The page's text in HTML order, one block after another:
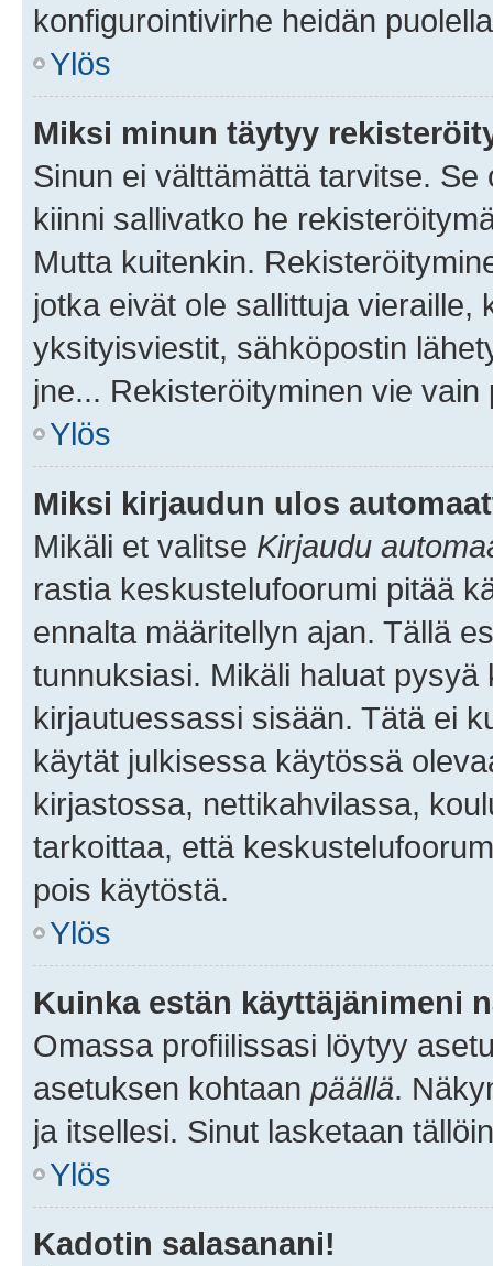
konfigurointivirhe heidän
Ylös
Miksi minun täytyy
Sinun ei välttämättä tarvitse.
kiinni sallivatko he
Mutta kuitenkin.
jotka eivät ole sallittuja vieraille,
yksityisviestit, sähköpostin
jne... Rekisteröityminen vie
Ylös
Miksi kirjaudun ulos
Mikäli et valitse Kirjaudu
rastia keskustelufoorumi pitää
ennalta määritellyn ajan. Tällä
tunnuksiasi. Mikäli haluat
kirjautuessassi sisään. Tätä ei
käytät julkisessa käytössä
kirjastossa, nettikahvilassa,
tarkoittaa, että
pois käytöstä.
Ylös
Kuinka estän käyttäjänimeni
Omassa profiilissasi löytyy
asetuksen kohtaan päällä.
ja itsellesi. Sinut lasketaan
Ylös
Kadotin salasanani!